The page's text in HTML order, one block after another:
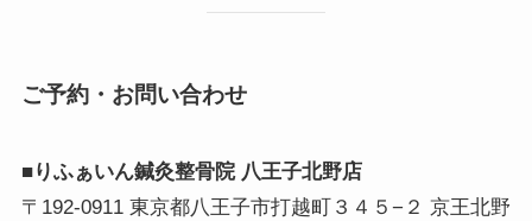
ご予約・お問い合わせ
■りふぁいん鍼灸整骨院 八王子北野店
〒192-0911 東京都八王子市打越町３４５−２ 京王北野